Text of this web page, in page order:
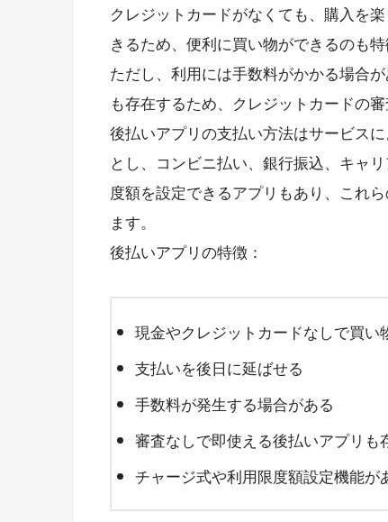
クレジットカードがなくても、購入を
きるため、便利に買い物ができるのも特
ただし、利用には手数料がかかる場合
も存在するため、クレジットカードの
後払いアプリの支払い方法はサービス
とし、コンビニ払い、銀行振込、キャ
度額を設定できるアプリもあり、これ
ます。
後払いアプリの特徴：
現金やクレジットカードなしで買い
支払いを後日に延ばせる
手数料が発生する場合がある
審査なしで即使える後払いアプリも
チャージ式や利用限度額設定機能が